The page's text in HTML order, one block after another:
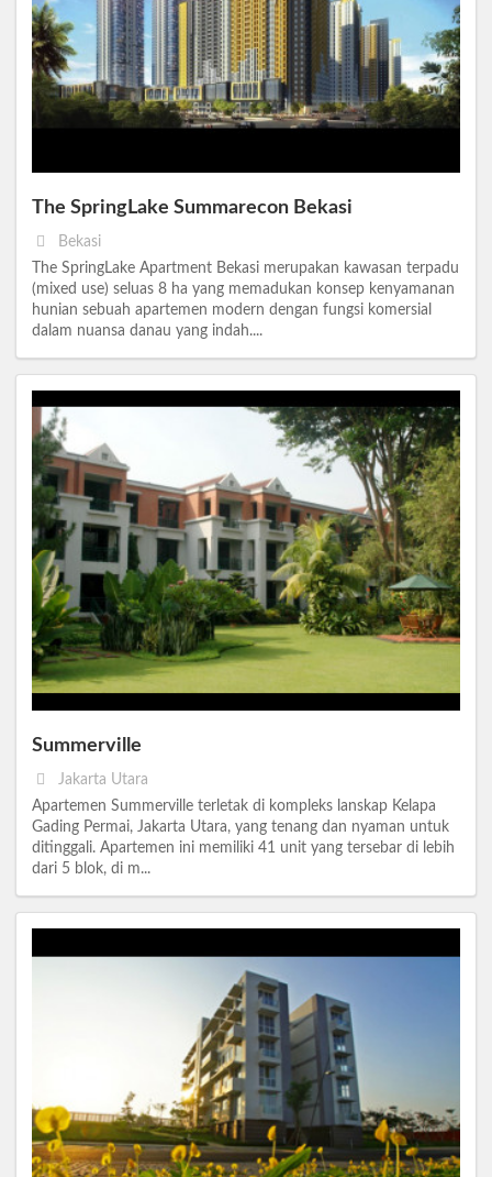
The SpringLake Summarecon Bekasi
Bekasi
The SpringLake Apartment Bekasi merupakan kawasan terpadu
(mixed use) seluas 8 ha yang memadukan konsep kenyamanan
hunian sebuah apartemen modern dengan fungsi komersial
dalam nuansa danau yang indah....
Summerville
Jakarta Utara
Apartemen Summerville terletak di kompleks lanskap Kelapa
Gading Permai, Jakarta Utara, yang tenang dan nyaman untuk
ditinggali. Apartemen ini memiliki 41 unit yang tersebar di lebih
dari 5 blok, di m...